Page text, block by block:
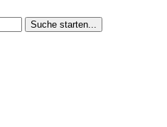
Suche starten...